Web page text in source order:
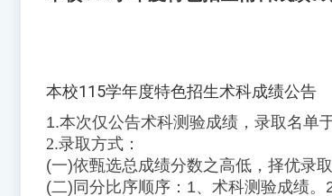
本校115学年度特色招生术科成绩公告
1.本次仅公告术科测验成绩，录取名单
2.录取方式：
(一)依甄选总成绩分数之高低，择优录取
(二)同分比序顺序：1、术科测验成绩